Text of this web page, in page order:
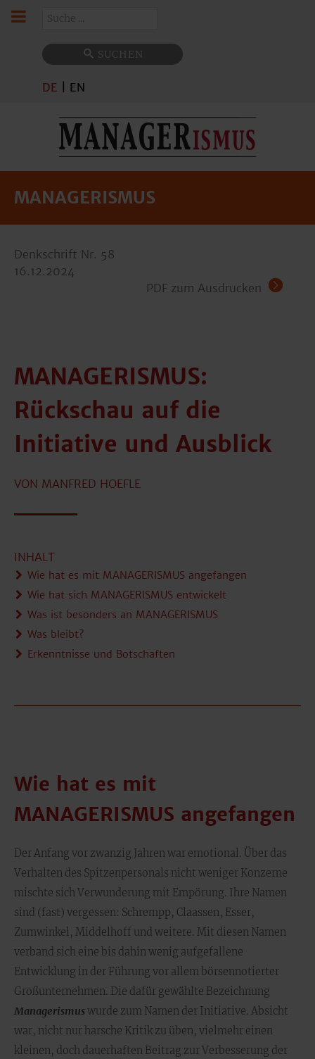
SUCHEN
DE EN
MANAGERISMUS
Denkschrift Nr. 58
16.12.2024
PDF zum Ausdrucken
MANAGERISMUS:
Rückschau auf die
Initiative und Ausblick
VON MANFRED HOEFLE
INHALT
Wie hat es mit MANAGERISMUS angefangen
Wie hat sich MANAGERISMUS entwickelt
Was ist besonders an MANAGERISMUS
Was bleibt?
Erkenntnisse und Botschaften
Wie hat es mit
MANAGERISMUS angefangen
Der Anfang vor zwanzig Jahren war emotional. Über das
Verhalten des Spitzenpersonals nicht weniger Konzerne
mischte sich Verwunderung mit Empörung. Ihre Namen
sind (fast) vergessen: Schrempp, Claassen, Esser,
Zumwinkel, Middelhoff und weitere. Mit diesen Namen
verband sich eine bis dahin wenig aufgefallene
Entwicklung in der Führung vor allem börsennotierter
Großunternehmen. Die dafür gewählte Bezeichnung
Managerismuswurde zum Namen der Initiative. Absicht
war, nicht nur harsche Kritik zu üben, vielmehr einen
kleinen, doch dauerhaften Beitrag zur Verbesserung der